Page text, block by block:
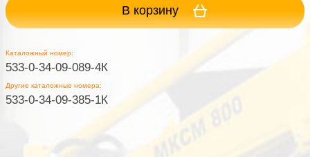
В корзину
Каталожный номер:
533-0-34-09-089-4К
Другие каталожные номера:
533-0-34-09-385-1К